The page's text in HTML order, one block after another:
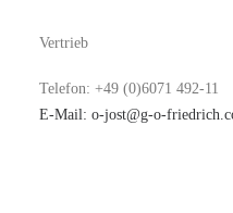
Vertrieb
Telefon: +49 (0)6071 492-11
E-Mail: o-jost@g-o-